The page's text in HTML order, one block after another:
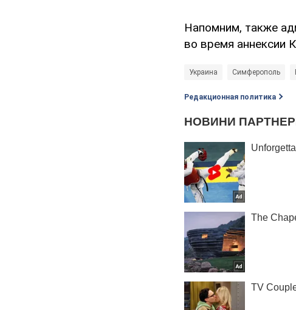
Напомним, также
во время аннексии
Украина Симферополь
Редакционная политика